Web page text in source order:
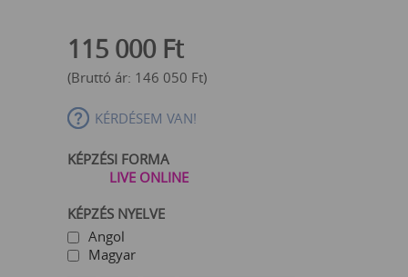
115 000 Ft
(Bruttó ár: 146 050 Ft)
KÉRDÉSEM VAN!
KÉPZÉSI FORMA
LIVE ONLINE
KÉPZÉS NYELVE
Angol
Magyar